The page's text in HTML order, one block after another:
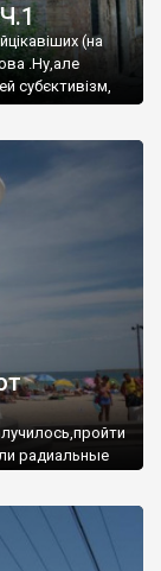
(на
.Ну,але
субєктивізм,
радиальные